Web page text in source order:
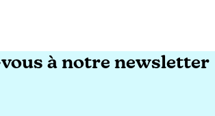
à notre newsletter